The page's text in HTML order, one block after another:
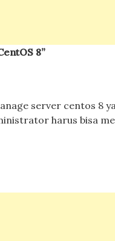
8”
server centos 8
harus bisa